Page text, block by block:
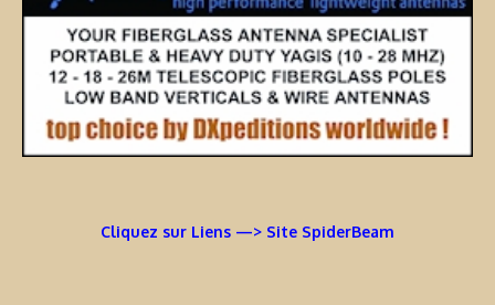
Cliquez sur Liens —> Site SpiderBeam